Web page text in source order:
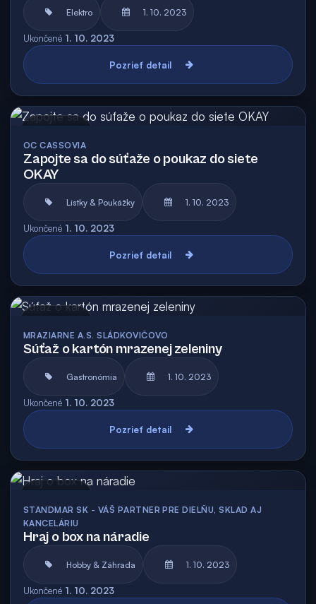
Elektro 1. 10. 2023
Ukončené 1. 10. 2023
Pozrieť detail
OC CASSOVIA
Zapojte sa do súťaže o poukaz do siete
OKAY
Lístky & Poukážky 1. 10. 2023
Ukončené 1. 10. 2023
Pozrieť detail
MRAZIARNE A.S. SLÁDKOVIČOVO
Súťaž o kartón mrazenej zeleniny
Gastronómia 1. 10. 2023
Ukončené 1. 10. 2023
Pozrieť detail
STANDMAR SK - VÁŠ PARTNER PRE DIELŇU, SKLAD AJ
KANCELÁRIU
Hraj o box na náradie
Hobby & Záhrada 1. 10. 2023
Ukončené 1. 10. 2023